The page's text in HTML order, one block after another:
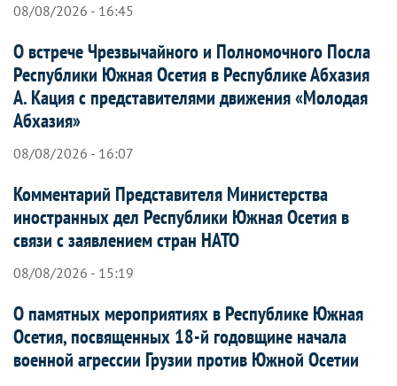
08/08/2026 - 16:45
О встрече Чрезвычайного и Полномочного Посла
Республики Южная Осетия в Республике Абхазия
А. Кация с представителями движения «Молодая
Абхазия»
08/08/2026 - 16:07
Комментарий Представителя Министерства
иностранных дел Республики Южная Осетия в
связи с заявлением стран НАТО
08/08/2026 - 15:19
О памятных мероприятиях в Республике Южная
Осетия, посвященных 18-й годовщине начала
военной агрессии Грузии против Южной Осетии